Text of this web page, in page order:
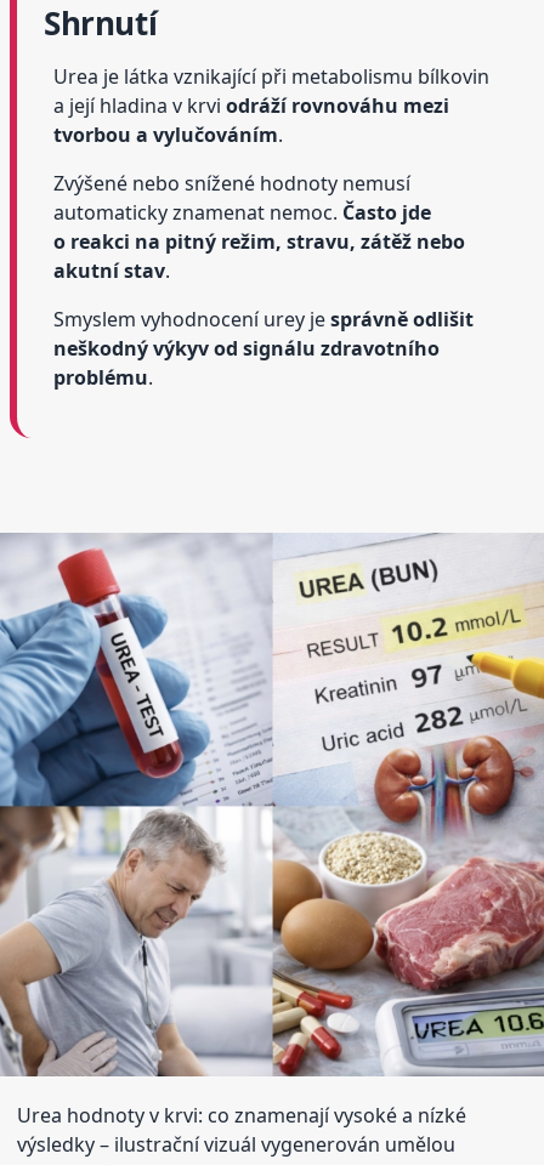
Shrnutí
Urea je látka vznikající při metabolismu bílkovin
a její hladina v krvi odráží rovnováhu mezi
tvorbou a vylučováním.
Zvýšené nebo snížené hodnoty nemusí
automaticky znamenat nemoc. Často jde
o reakci na pitný režim, stravu, zátěž nebo
akutní stav.
Smyslem vyhodnocení urey jesprávně odlišit
neškodný výkyv od signálu zdravotního
problému.
Urea hodnoty v krvi: co znamenají vysoké a nízké
výsledky– ilustrační vizuál vygenerován umělou